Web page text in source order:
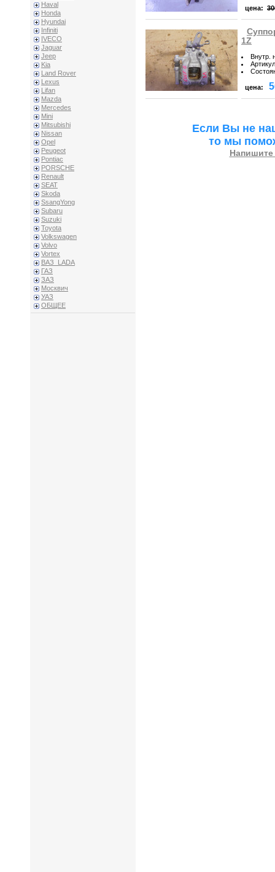
Haval
Honda
Hyundai
Infiniti
IVECO
Jaguar
Jeep
Kia
Land Rover
Lexus
Lifan
Mazda
Mercedes
Mini
Mitsubishi
Nissan
Opel
Peugeot
Pontiac
PORSCHE
Renault
SEAT
Skoda
SsangYong
Subaru
Suzuki
Toyota
Volkswagen
Volvo
Vortex
ВАЗ_LADA
ГАЗ
ЗАЗ
Москвич
УАЗ
ОБЩЕЕ
цена:
1Z
Внутр.
Артикул
цена:
Если Вы не
то мы
Напишите